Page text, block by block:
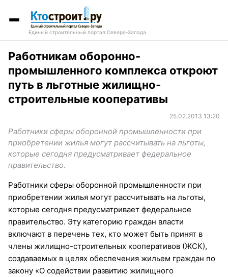
Единый строительный портал Северо-Запада
Работникам оборонно-
промышленного комплекса откроют
путь в льготные жилищно-
строительные кооперативы
25.02.2013 13:20
Работники сферы оборонной промышленности при
приобретении жилья могут рассчитывать на льготы,
которые сегодня предусматривает федеральное
правительство.
Работники сферы оборонной промышленности при
приобретении жилья могут рассчитывать на льготы,
которые сегодня предусматривает федеральное
правительство. Эту категорию граждан власти
включают в перечень тех, кто может быть принят в
члены жилищно-строительных кооперативов (ЖСК),
создаваемых в целях обеспечения жильем граждан по
закону «О содействии развитию жилищного